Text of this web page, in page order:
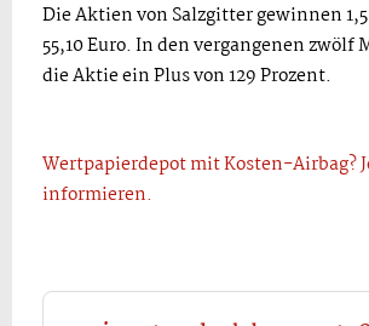
Die Aktien von Salzgitter gewinnen
55,10 Euro. In den vergangenen zwölf
die Aktie ein Plus von 129 Prozent.
Wertpapierdepot mit Kosten-Airbag?
informieren.